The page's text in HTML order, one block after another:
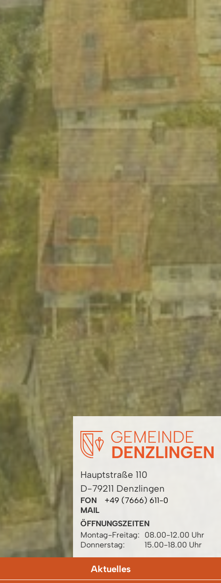
Hauptstraße 110
D-79211 Denzlingen
FON
+49 (7666) 611-0
MAIL
ÖFFNUNGSZEITEN
Montag-Freitag:
08.00-12.00 Uhr
Donnerstag:
15.00-18.00 Uhr
Aktuelles